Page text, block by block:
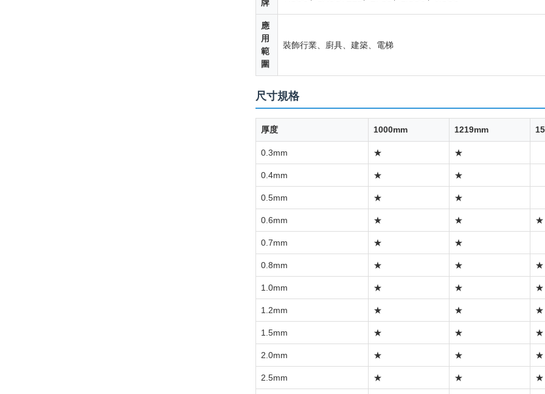
牌
應
用
範
圍
裝飾行業、廚具、建築、電梯
尺寸規格
厚度 1000mm 1219mm
0.3mm ★ ★
0.4mm ★ ★
0.5mm ★ ★
0.6mm ★ ★ ★
0.7mm ★ ★
0.8mm ★ ★ ★
1.0mm ★ ★ ★
1.2mm ★ ★ ★
1.5mm ★ ★ ★
2.0mm ★ ★ ★
2.5mm ★ ★ ★